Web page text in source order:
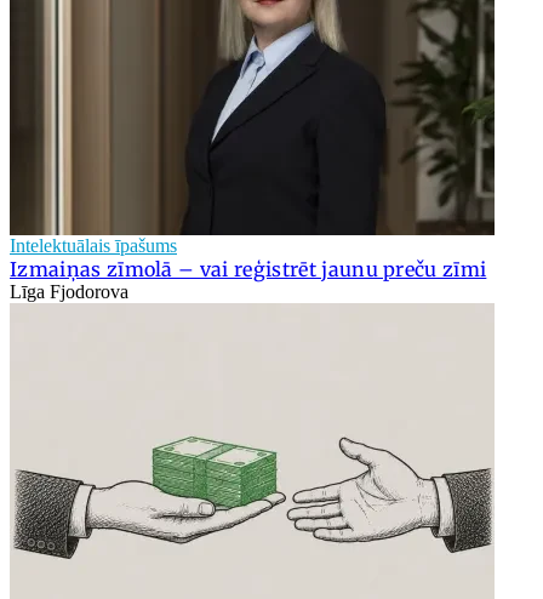
Intelektuālais īpašums
Izmaiņas zīmolā – vai reģistrēt jaunu preču zīmi
Līga Fjodorova